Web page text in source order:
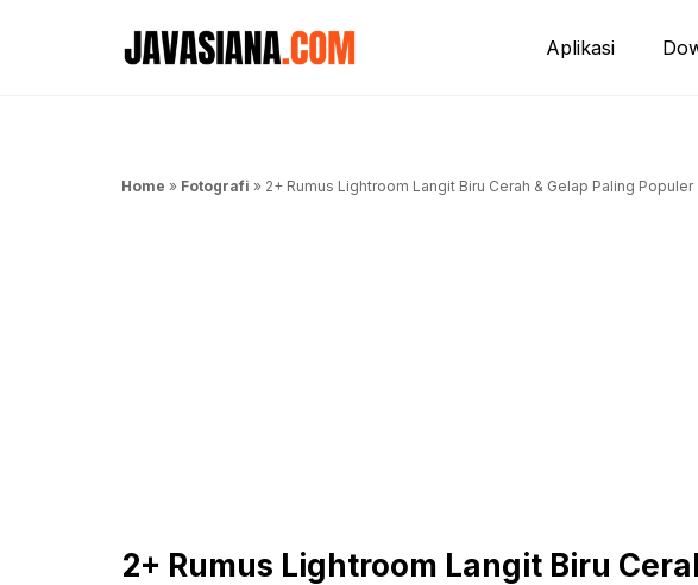
Aplikasi
Home » Fotografi » 2+ Rumus Lightroom Langit Biru Cerah & Gelap Paling Populer
2+ Rumus Lightroom Langit Biru